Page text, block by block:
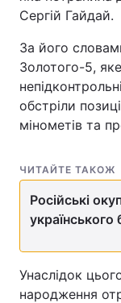
Сергій Гайдай.
За його
Золотого-5,
обстріли
мінометів та
ЧИТАЙТЕ ТАКОЖ
Російські
українського
Унаслідок
народження